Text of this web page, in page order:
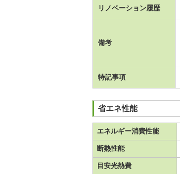
リノベーション履歴
備考
特記事項
省エネ性能
エネルギー消費性能
断熱性能
目安光熱費